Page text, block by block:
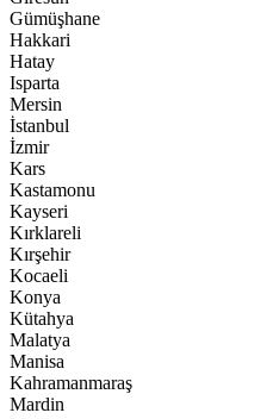
Gümüşhane
Hakkari
Hatay
Isparta
Mersin
İstanbul
İzmir
Kars
Kastamonu
Kayseri
Kırklareli
Kırşehir
Kocaeli
Konya
Kütahya
Malatya
Manisa
Kahramanmaraş
Mardin